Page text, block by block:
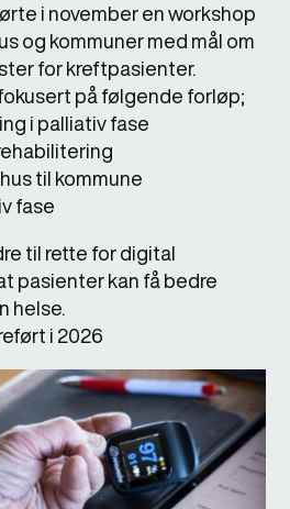
i november en workshop
og kommuner med mål om
for kreftpasienter.
på følgende forløp;
i palliativ fase
til kommune
fase
til rette for digital
pasienter kan få bedre
helse.
i 2026